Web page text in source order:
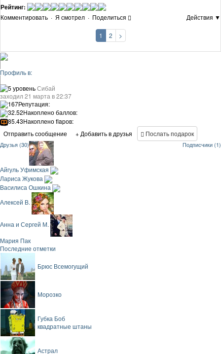
Рейтинг:
Комментировать · Я смотрел · Поделиться Действия ▼
1 2 >
Профиль в:
5 уровеньСибай
заходил 21 марта в 22:37
167Репутация:
32.52Накоплено баллов:
85.43Накоплено flapов:
Отправить сообщение
+ Добавить в друзья Послать подарок
Друзья (30) Подписчики (1)
Айгуль Уфимская
Лариса Жукова
Василиса Ошкина
Алексей В.
Анна и Сергей М.
Мария Пак
Последние отметки
Брюс Всемогущий
Морозко
Губка Боб
квадратные штаны
Астрал